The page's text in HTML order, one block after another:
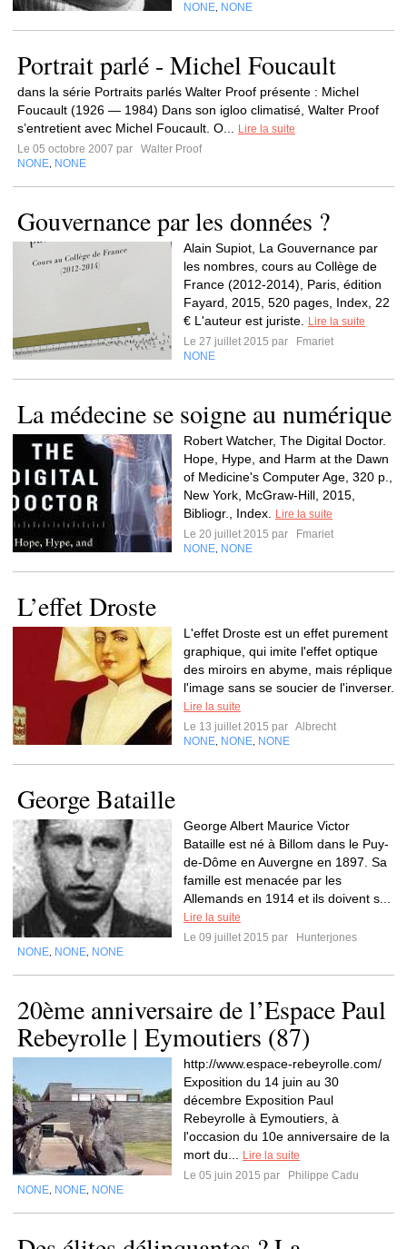
NONE NONE
Portrait parlé - Michel Foucault
dans la série Portraits parlés Walter Proof présente : Michel
Foucault (1926 — 1984) Dans son igloo climatisé, Walter Proof
s’entretient avec Michel Foucault. O...
Lire la suite
Le 05 octobre 2007 par
Walter Proof
NONE NONE
Gouvernance par les données ?
Alain Supiot, La Gouvernance par
les nombres, cours au Collège de
France (2012-2014), Paris, édition
Fayard, 2015, 520 pages, Index, 22
€ L'auteur est juriste.
Lire la suite
Le 27 juillet 2015 par
Fmariet
NONE
La médecine se soigne au numérique
Robert Watcher, The Digital Doctor.
Hope, Hype, and Harm at the Dawn
of Medicine's Computer Age, 320 p.,
New York, McGraw-Hill, 2015,
Bibliogr., Index.
Lire la suite
Le 20 juillet 2015 par
Fmariet
NONE NONE
L’effet Droste
L'effet Droste est un effet purement
graphique, qui imite l'effet optique
des miroirs en abyme, mais réplique
l'image sans se soucier de l'inverser.
Lire la suite
Le 13 juillet 2015 par Albrecht
NONE NONE NONE
George Bataille
George Albert Maurice Victor
Bataille est né à Billom dans le Puy-
de-Dôme en Auvergne en 1897. Sa
famille est menacée par les
Allemands en 1914 et ils doivent s...
Lire la suite
Le 09 juillet 2015 par
Hunterjones
NONE NONE NONE
20ème anniversaire de l’Espace Paul
Rebeyrolle | Eymoutiers (87)
http://www.espace-rebeyrolle.com/
Exposition du 14 juin au 30
décembre Exposition Paul
Rebeyrolle à Eymoutiers, à
l'occasion du 10e anniversaire de la
mort du...
Lire la suite
Le 05 juin 2015 par
Philippe Cadu
NONE NONE NONE